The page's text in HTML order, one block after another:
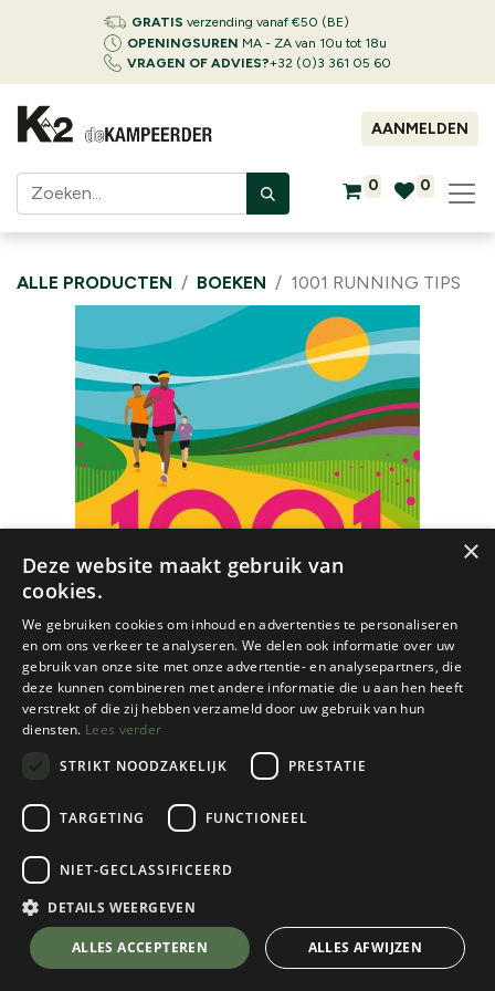
GRATIS verzending vanaf €50 (BE)
OPENINGSUREN MA - ZA van 10u tot 18u
VRAGEN OF ADVIES?+32 (0)3 361 05 60
AANMELDEN
0 0
ALLE PRODUCTEN BOEKEN 1001 RUNNING TIPS
Vertebrate Publishing
1001 Running Tips
€ 34,95
Op Voorraad
💬 Stel je vraag over dit product via WhatsApp
×
Deze website maakt gebruik van
cookies.
We gebruiken cookies om inhoud en advertenties te personaliseren
en om ons verkeer te analyseren. We delen ook informatie over uw
gebruik van onze site met onze advertentie- en analysepartners, die
deze kunnen combineren met andere informatie die u aan hen heeft
verstrekt of die zij hebben verzameld door uw gebruik van hun
diensten. Lees verder
STRIKT NOODZAKELIJK
PRESTATIE
TARGETING FUNCTIONEEL
NIET-GECLASSIFICEERD
DETAILS WEERGEVEN
ALLES ACCEPTEREN ALLES AFWIJZEN